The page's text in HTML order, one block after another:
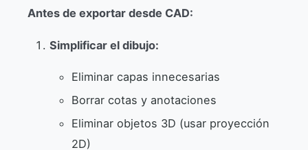
Antes de exportar desde CAD:
Simplificar el dibujo:
Eliminar capas innecesarias
Borrar cotas y anotaciones
Eliminar objetos 3D (usar proyección
2D)